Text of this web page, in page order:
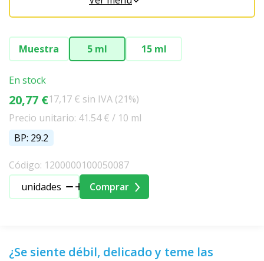
Muestra 5 ml 15 ml
En stock
20,77 €17,17 € sin IVA (21%)
Precio unitario: 41.54 € / 10 ml
BP: 29.2
Código: 1200000100050087
unidades
Comprar
¿Se siente débil, delicado y teme las